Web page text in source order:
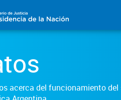
acerca del funcionamiento